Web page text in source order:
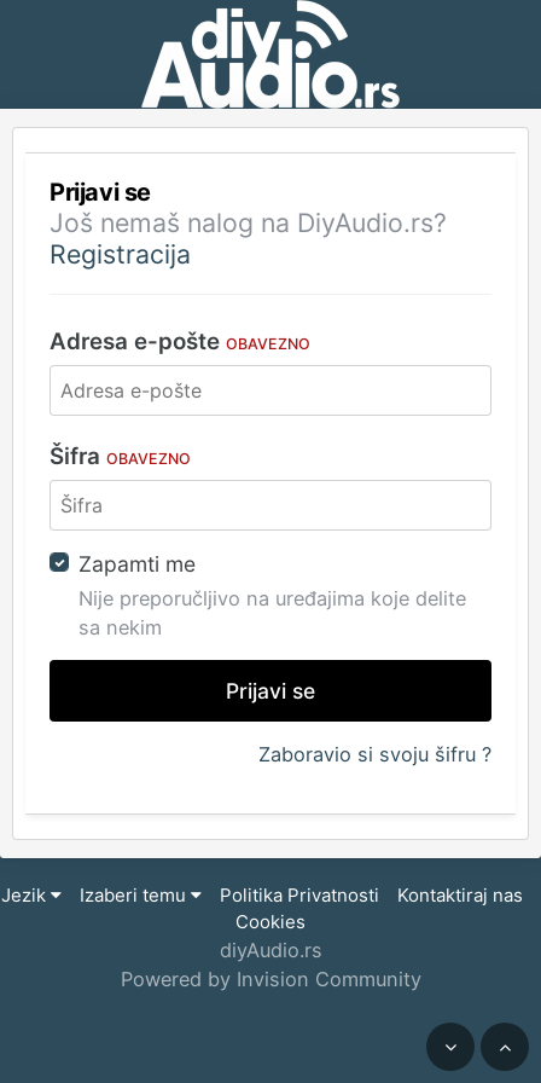
Prijavi se
Još nemaš nalog na DiyAudio.rs?
Registracija
Adresa e-pošte OBAVEZNO
Šifra OBAVEZNO
Zapamti me
Nije preporučljivo na uređajima koje delite
sa nekim
Prijavi se
Zaboravio si svoju šifru ?
Jezik Izaberi temu Politika Privatnosti
Kontaktiraj nas
Cookies
diyAudio.rs
Powered by Invision Community